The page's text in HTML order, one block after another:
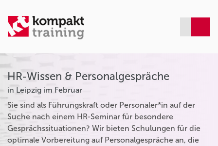
HR-Wissen & Personalgespräche
in Leipzig im Februar
Sie sind als Führungskraft oder Personaler*in auf der
Suche nach einem HR-Seminar für besondere
Gesprächssituationen? Wir bieten Schulungen für die
optimale Vorbereitung auf Personalgespräche an, die